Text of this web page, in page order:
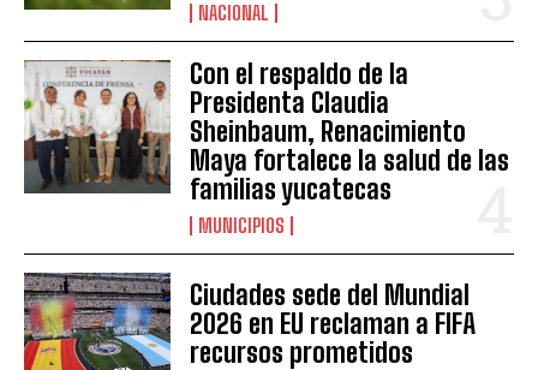
NACIONAL
Con el respaldo de la
Presidenta Claudia
Sheinbaum, Renacimiento
Maya fortalece la salud de las
familias yucatecas
MUNICIPIOS
Ciudades sede del Mundial
2026 en EU reclaman a FIFA
recursos prometidos